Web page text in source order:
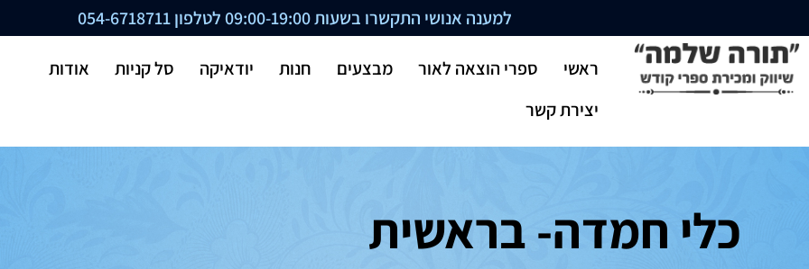
למענה אנושי התקשרו בשעות 09:00-19:00 לטלפון 054-6718711
ראשי ספרי הוצאה לאור מבצעים חנות יודאיקה סל קניות
אודות
יצירת קשר
כלי חמדה- בראשית